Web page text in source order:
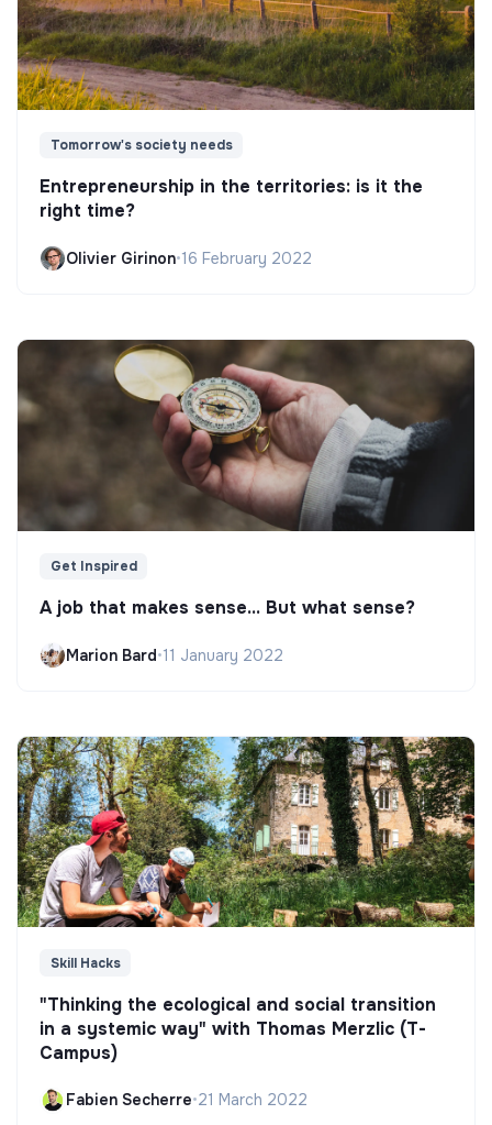
Tomorrow's society needs
Entrepreneurship in the territories: is it the
right time?
Olivier Girinon•16 February 2022
Get Inspired
A job that makes sense... But what sense?
Marion Bard•11 January 2022
Skill Hacks
"Thinking the ecological and social transition
in a systemic way" with Thomas Merzlic (T-
Campus)
Fabien Secherre•21 March 2022